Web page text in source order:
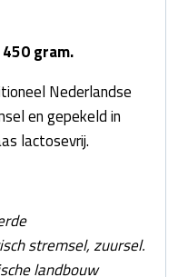
gram.
Nederlandse
en gepekeld in
lactosevrij.
stremsel, zuursel.
landbouw